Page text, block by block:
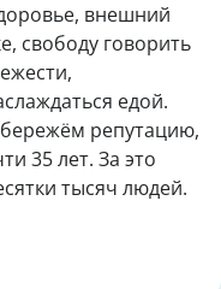
внешний
свободу говорить
едой.
репутацию,
35 лет. За это
тысяч людей.